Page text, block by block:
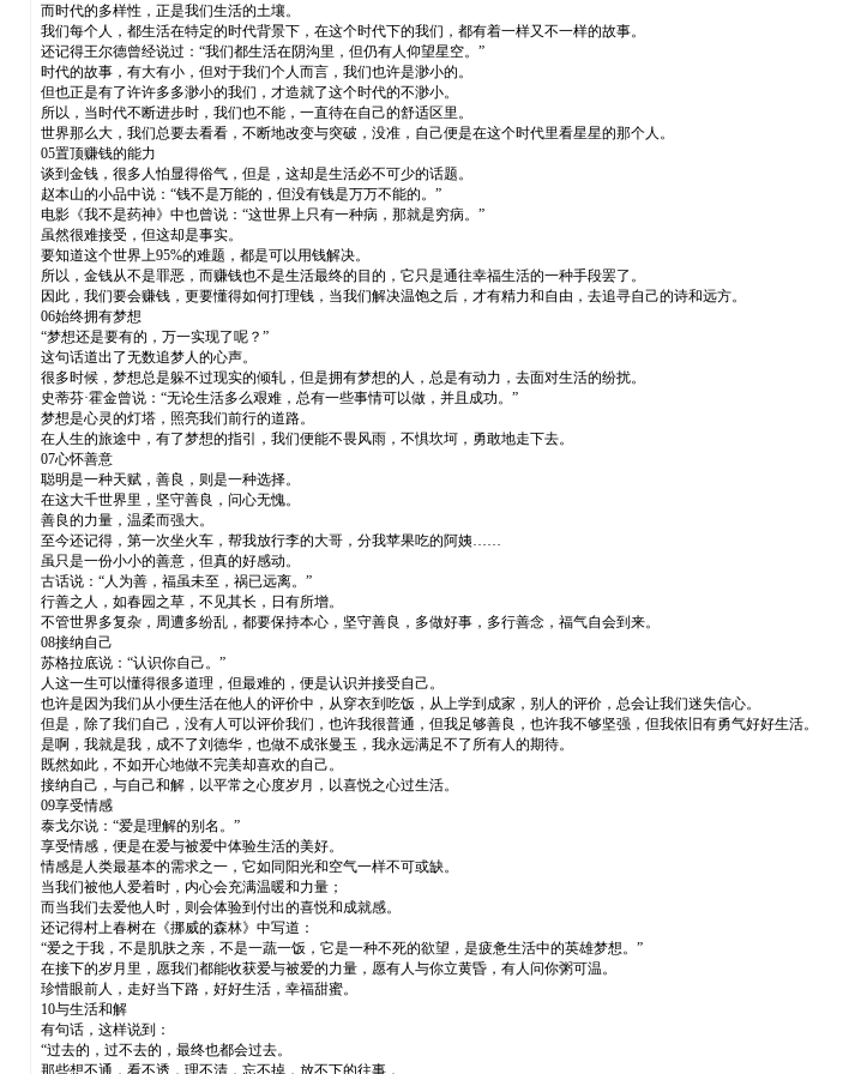
而时代的多样性，正是我们生活的土壤。
我们每个人，都生活在特定的时代背景下，在这个时代下的我们，都有着一样又不一样的故事。
还记得王尔德曾经说过：“我们都生活在阴沟里，但仍有人仰望星空。”
时代的故事，有大有小，但对于我们个人而言，我们也许是渺小的。
但也正是有了许许多多渺小的我们，才造就了这个时代的不渺小。
所以，当时代不断进步时，我们也不能，一直待在自己的舒适区里。
世界那么大，我们总要去看看，不断地改变与突破，没准，自己便是在这个时代里看星星的那个人。
05置顶赚钱的能力
谈到金钱，很多人怕显得俗气，但是，这却是生活必不可少的话题。
赵本山的小品中说：“钱不是万能的，但没有钱是万万不能的。”
电影《我不是药神》中也曾说：“这世界上只有一种病，那就是穷病。”
虽然很难接受，但这却是事实。
要知道这个世界上95%的难题，都是可以用钱解决。
所以，金钱从不是罪恶，而赚钱也不是生活最终的目的，它只是通往幸福生活的一种手段罢了。
因此，我们要会赚钱，更要懂得如何打理钱，当我们解决温饱之后，才有精力和自由，去追寻自己的诗和远方。
06始终拥有梦想
“梦想还是要有的，万一实现了呢？”
这句话道出了无数追梦人的心声。
很多时候，梦想总是躲不过现实的倾轧，但是拥有梦想的人，总是有动力，去面对生活的纷扰。
史蒂芬·霍金曾说：“无论生活多么艰难，总有一些事情可以做，并且成功。”
梦想是心灵的灯塔，照亮我们前行的道路。
在人生的旅途中，有了梦想的指引，我们便能不畏风雨，不惧坎坷，勇敢地走下去。
07心怀善意
聪明是一种天赋，善良，则是一种选择。
在这大千世界里，坚守善良，问心无愧。
善良的力量，温柔而强大。
至今还记得，第一次坐火车，帮我放行李的大哥，分我苹果吃的阿姨……
虽只是一份小小的善意，但真的好感动。
古话说：“人为善，福虽未至，祸已远离。”
行善之人，如春园之草，不见其长，日有所增。
不管世界多复杂，周遭多纷乱，都要保持本心，坚守善良，多做好事，多行善念，福气自会到来。
08接纳自己
苏格拉底说：“认识你自己。”
人这一生可以懂得很多道理，但最难的，便是认识并接受自己。
也许是因为我们从小便生活在他人的评价中，从穿衣到吃饭，从上学到成家，别人的评价，总会让我们迷失信心。
但是，除了我们自己，没有人可以评价我们，也许我很普通，但我足够善良，也许我不够坚强，但我依旧有勇气好好生活。
是啊，我就是我，成不了刘德华，也做不成张曼玉，我永远满足不了所有人的期待。
既然如此，不如开心地做不完美却喜欢的自己。
接纳自己，与自己和解，以平常之心度岁月，以喜悦之心过生活。
09享受情感
泰戈尔说：“爱是理解的别名。”
享受情感，便是在爱与被爱中体验生活的美好。
情感是人类最基本的需求之一，它如同阳光和空气一样不可或缺。
当我们被他人爱着时，内心会充满温暖和力量；
而当我们去爱他人时，则会体验到付出的喜悦和成就感。
还记得村上春树在《挪威的森林》中写道：
“爱之于我，不是肌肤之亲，不是一蔬一饭，它是一种不死的欲望，是疲惫生活中的英雄梦想。”
在接下的岁月里，愿我们都能收获爱与被爱的力量，愿有人与你立黄昏，有人问你粥可温。
珍惜眼前人，走好当下路，好好生活，幸福甜蜜。
10与生活和解
有句话，这样说到：
“过去的，过不去的，最终也都会过去。
那些想不通，看不透，理不清，忘不掉，放不下的往事，